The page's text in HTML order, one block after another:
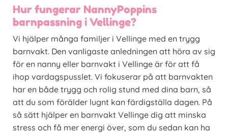
Hur fungerar NannyPoppins
barnpassning i Vellinge?
Vi hjälper många familjer i Vellinge med en trygg
barnvakt. Den vanligaste anledningen att höra av sig
för en nanny eller barnvakt i Vellinge är för att få
ihop vardagspusslet. Vi fokuserar på att barnvakten
har en både trygg och rolig stund med dina barn, så
att du som förälder lugnt kan färdigställa dagen. På
så sätt hjälper en barnvakt Vellinge dig att minska
stress och få mer energi över, som du sedan kan ha